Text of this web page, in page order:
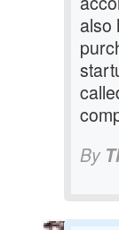
also
By